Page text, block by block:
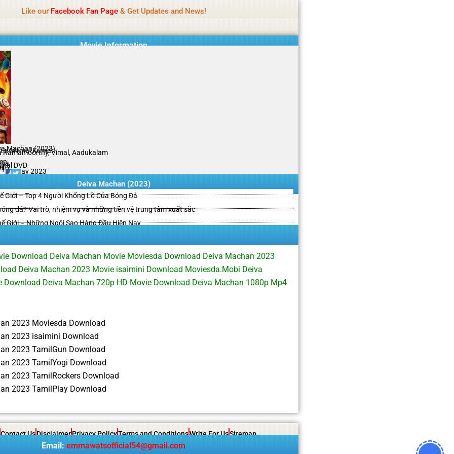
Like our Facebook Fan Page& Get Updates and News!
Movie Information
Machan (2023)
Nirmal Kumar
Ramamoorthy, Vimal, Aadukalam
DVD
26 May 2023
Deiva Machan (2023)
Giới – Top 4 Người Khổng Lồ Của Bóng Đá
đá? Vai trò, nhiệm vụ và những tiền vệ trung tâm xuất sắc
Giới – Những Ngôi Sao Hàng Đầu Hiện Nay
Download Deiva Machan Movie Moviesda Download Deiva Machan 2023
Deiva Machan 2023 Movie isaimini Download Moviesda.Mobi Deiva
Download Deiva Machan 720p HD Movie Download Deiva Machan 1080p Mp4
2023 Moviesda Download
2023 isaimini Download
2023 TamilGun Download
2023 TamilYogi Download
2023 TamilRockers Download
2023 TamilPlay Download
Contact UsDisclaimerPrivacy PolicyTerms and ConditionsWrite For UsSitemap
Email: emmawatsofficial54@gmail.com
content monitoring is not done daily. The owner does not promote or endorse casino, gambling, betting, or CBD.